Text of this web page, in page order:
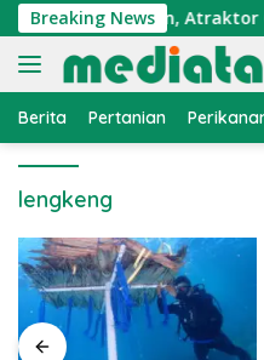
Langsung
ke
konten
Breaking News
Nelayan, Atraktor
Berita Pertanian
lengkeng